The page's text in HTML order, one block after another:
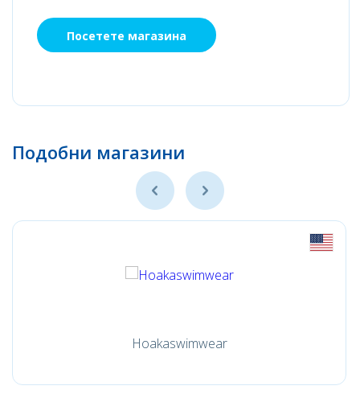
Посетете магазина
Подобни магазини
Hoakaswimwear